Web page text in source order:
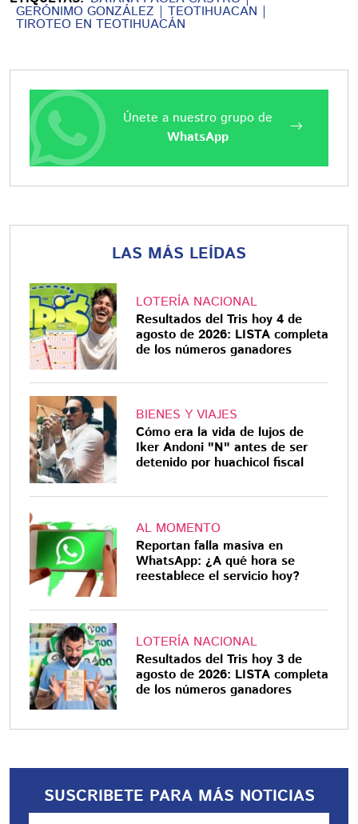
GERÓNIMO GONZÁLEZ TEOTIHUACAN
TIROTEO EN TEOTIHUACÁN
Únete a nuestro grupo de
WhatsApp
LAS MÁS LEÍDAS
LOTERÍA NACIONAL
Resultados del Tris hoy 4 de
agosto de 2026: LISTA completa
de los números ganadores
BIENES Y VIAJES
Cómo era la vida de lujos de
Iker Andoni "N" antes de ser
detenido por huachicol fiscal
AL MOMENTO
Reportan falla masiva en
WhatsApp: ¿A qué hora se
reestablece el servicio hoy?
LOTERÍA NACIONAL
Resultados del Tris hoy 3 de
agosto de 2026: LISTA completa
de los números ganadores
SUSCRIBETE PARA MÁS NOTICIAS